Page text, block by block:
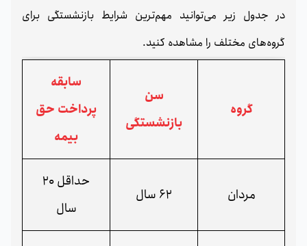
در جدول زیر می‌توانید مهم‌ترین شرایط بازنشستگی برای
گروه‌های مختلف را مشاهده کنید.
گروه
سن
بازنشستگی
سابقه
پرداخت حق
بیمه
مردان 62 سال
حداقل 20
سال